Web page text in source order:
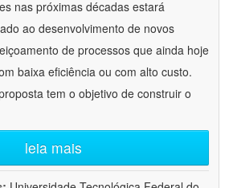
nas próximas décadas estará
ao desenvolvimento de novos
de processos que ainda hoje
baixa eficiência ou com alto custo.
tem o objetivo de construir o
leia mais